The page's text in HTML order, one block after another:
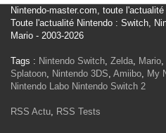
Nintendo-master.com, toute
Toute l'actualité Nintendo : Switch,
Mario - 2003-2026
Tags : Nintendo Switch, Zelda, Mario,
Splatoon, Nintendo 3DS, Amiibo, My
Nintendo Labo Nintendo Switch 2
RSS Actu, RSS Tests